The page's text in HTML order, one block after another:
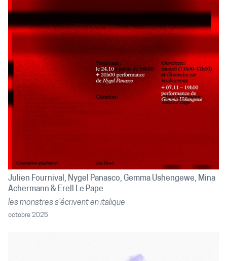
Julien Fournival Nygel Panasco Gemma Ushengewe
Mina
Achermann
Erell Le Pape
les monstres s'écrivent en italique
octobre 2025